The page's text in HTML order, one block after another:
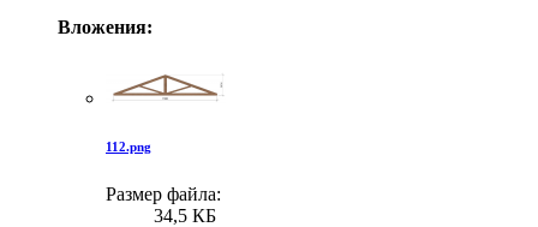
Вложения:
112.png
Размер файла:
34,5 КБ